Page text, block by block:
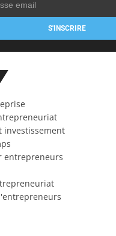
S'INSCRIRE
investissement
entrepreneurs